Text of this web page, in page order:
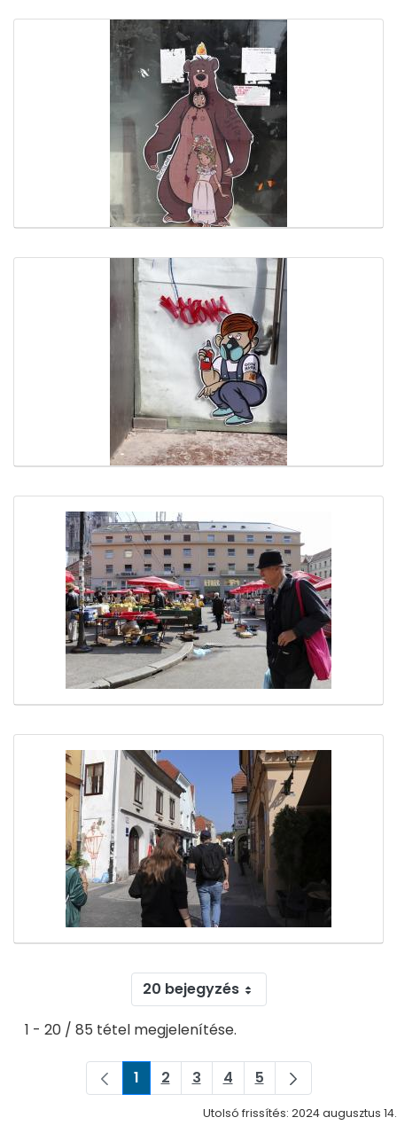
20 bejegyzés
1 - 20 / 85 tétel megjelenítése.
Oldal
1 Oldal
2 Oldal
3 Oldal
4 Oldal
5
Utolsó frissítés: 2024 augusztus 14.